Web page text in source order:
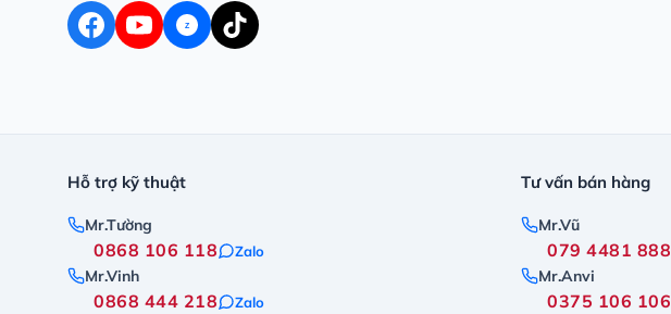
Z
Hỗ trợ kỹ thuật
Mr.Tường
0868 106 118 Zalo
Mr.Vinh
0868 444 218 Zalo
Tư vấn bán hàng
Mr.Vũ
079 4481 888
Mr.Anvi
0375 106 106